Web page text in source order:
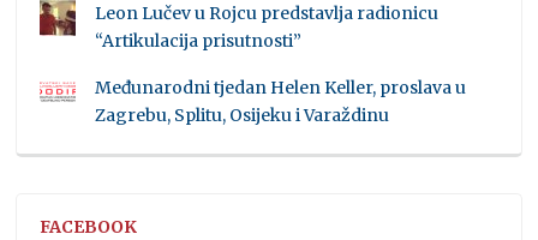
Leon Lučev u Rojcu predstavlja radionicu
“Artikulacija prisutnosti”
Međunarodni tjedan Helen Keller, proslava u
Zagrebu, Splitu, Osijeku i Varaždinu
FACEBOOK